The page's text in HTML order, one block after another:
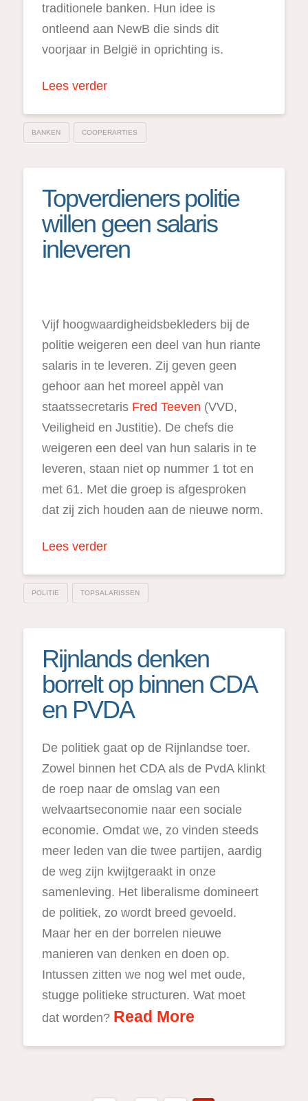
traditionele banken. Hun idee is
ontleend aan NewB die sinds dit
voorjaar in België in oprichting is.
Lees verder
BANKEN COOPERARTIES
Topverdieners politie
willen geen salaris
inleveren
Vijf hoogwaardigheidsbekleders bij de
politie weigeren een deel van hun riante
salaris in te leveren. Zij geven geen
gehoor aan het moreel appèl van
staatssecretaris Fred Teeven (VVD,
Veiligheid en Justitie). De chefs die
weigeren een deel van hun salaris in te
leveren, staan niet op nummer 1 tot en
met 61. Met die groep is afgesproken
dat zij zich houden aan de nieuwe norm.
Lees verder
POLITIE TOPSALARISSEN
Rijnlands denken
borrelt op binnen CDA
en PVDA
De politiek gaat op de Rijnlandse toer.
Zowel binnen het CDA als de PvdA klinkt
de roep naar de omslag van een
welvaartseconomie naar een sociale
economie. Omdat we, zo vinden steeds
meer leden van die twee partijen, aardig
de weg zijn kwijtgeraakt in onze
samenleving. Het liberalisme domineert
de politiek, zo wordt breed gevoeld.
Maar her en der borrelen nieuwe
manieren van denken en doen op.
Intussen zitten we nog wel met oude,
stugge politieke structuren. Wat moet
dat worden? Read More